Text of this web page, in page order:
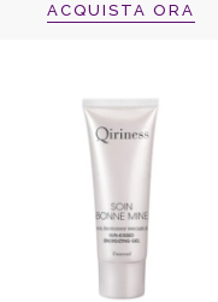
ACQUISTA ORA